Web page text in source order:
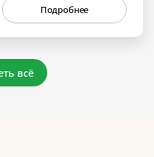
Подробнее
всё